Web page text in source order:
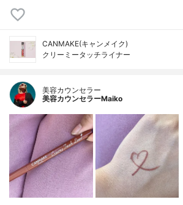
CANMAKE(キャンメイク)
クリーミータッチライナー
美容カウンセラー
美容カウンセラーMaiko